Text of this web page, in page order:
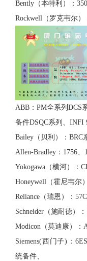
Bently（本特利）：
Rockwell（罗克韦尔）
ABB：PM全系列DCS
备件DSQC系列、INFI
Bailey（贝利）：BRC
Allen-Bradley：1756、
Yokogawa（横河）：
Honeywell（霍尼韦尔
Reliance（瑞恩）：
Schneider（施耐德）
Modicon（莫迪康）：
Siemens(西门子)：
统备件、